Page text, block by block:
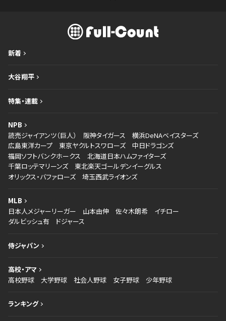
新着
大谷翔平
特集・連載
NPB
読売ジャイアンツ（巨人）
阪神タイガース
横浜DeNAベイスターズ
広島東洋カープ
東京ヤクルトスワローズ
中日ドラゴンズ
福岡ソフトバンクホークス
北海道日本ハムファイターズ
千葉ロッテマリーンズ
東北楽天ゴールデンイーグルス
オリックス・バファローズ
埼玉西武ライオンズ
MLB
日本人メジャーリーガー
山本由伸 佐々木朗希
イチロー
ダルビッシュ有
ドジャース
侍ジャパン
高校・アマ
高校野球
大学野球 社会人野球 女子野球 少年野球
ランキング